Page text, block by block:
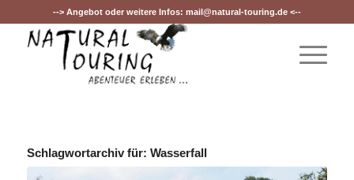
--> Angebot oder weitere Infos: mail@natural-touring.de<--
Schlagwortarchiv für: Wasserfall